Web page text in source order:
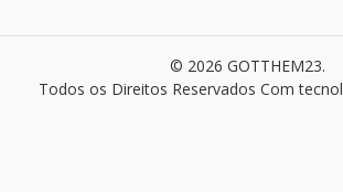
© 2026 GOTTHEM23.
Todos os Direitos Reservados Com